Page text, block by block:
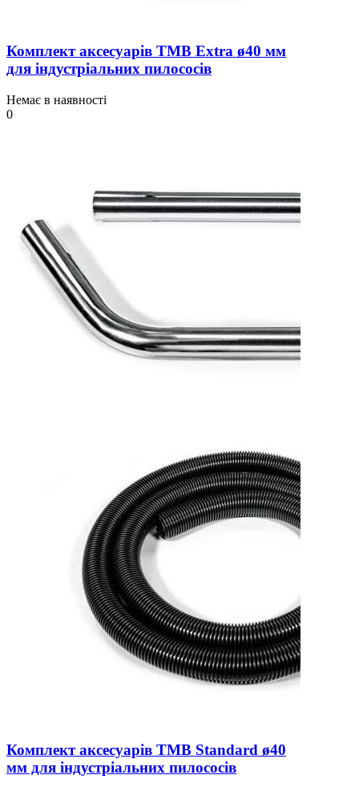
Комплект аксесуарів TMB Extra ø40 мм
для індустріальних пилососів
Немає в наявності
0
Комплект аксесуарів TMB Standard ø40
мм для індустріальних пилососів